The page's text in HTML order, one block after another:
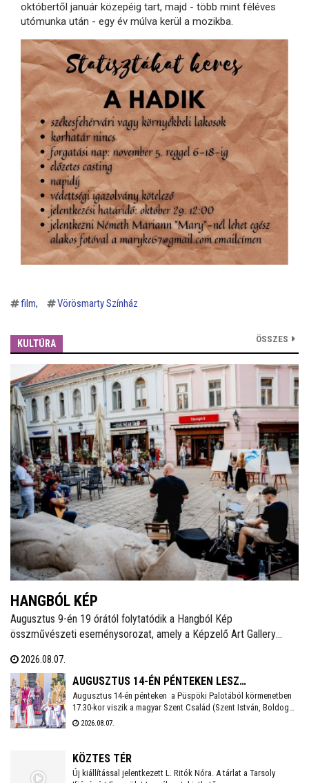
októbertől január közepéig tart, majd - több mint féléves
utómunka után - egy év múlva kerül a mozikba.
film Vörösmarty Színház
KULTÚRA ÖSSZES
HANGBÓL KÉP
Augusztus 9-én 19 órától folytatódik a Hangból Kép
összművészeti eseménysorozat, amely a Képzelő Art Gallery
Székesfehérvár Önkormányzata támogatásával valósul meg a
Belvárosban.
2026.08.07.
AUGUSZTUS 14-ÉN PÉNTEKEN LESZ
SZÉKESFEHÉRVÁR FOGADALMI SZENTMISÉJE
Augusztus 14-én pénteken a Püspöki Palotából körmenetben
17.30-kor viszik a magyar Szent Család (Szent István, Boldog
Gizella, Szent Imre) ereklyéit a Székesegyházba. Az ereklyék
2026.08.07.
KÖZTES TÉR
Új kiállítással jelentkezett L. Ritók Nóra. A tárlat a Tarsoly